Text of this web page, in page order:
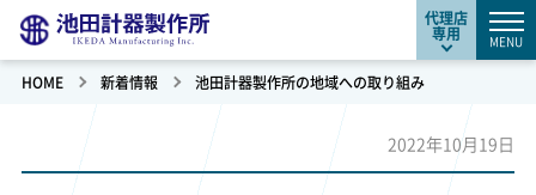
代理店
専用 MENU
HOME 新着情報 池田計器製作所の地域への取り組み
2022年10月19日